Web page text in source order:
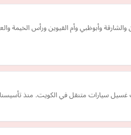
وأبوظبي وأم القيوين ورأس الخيمة
سيارات متنقل في الكويت. منذ